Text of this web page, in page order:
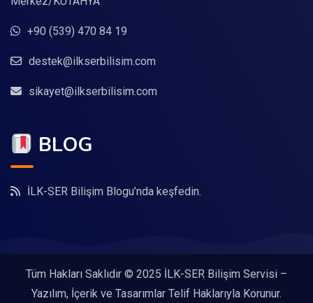
+90 (539) 470 84 19
destek@ilkserbilisim.com
sikayet@ilkserbilisim.com
BLOG
İLK-SER Bilişim Blogu’nda keşfedin.
Tüm Hakları Saklıdır © 2025 İLK-SER Bilişim Servisi –
Yazılım, İçerik ve Tasarımlar Telif Haklarıyla Korunur.